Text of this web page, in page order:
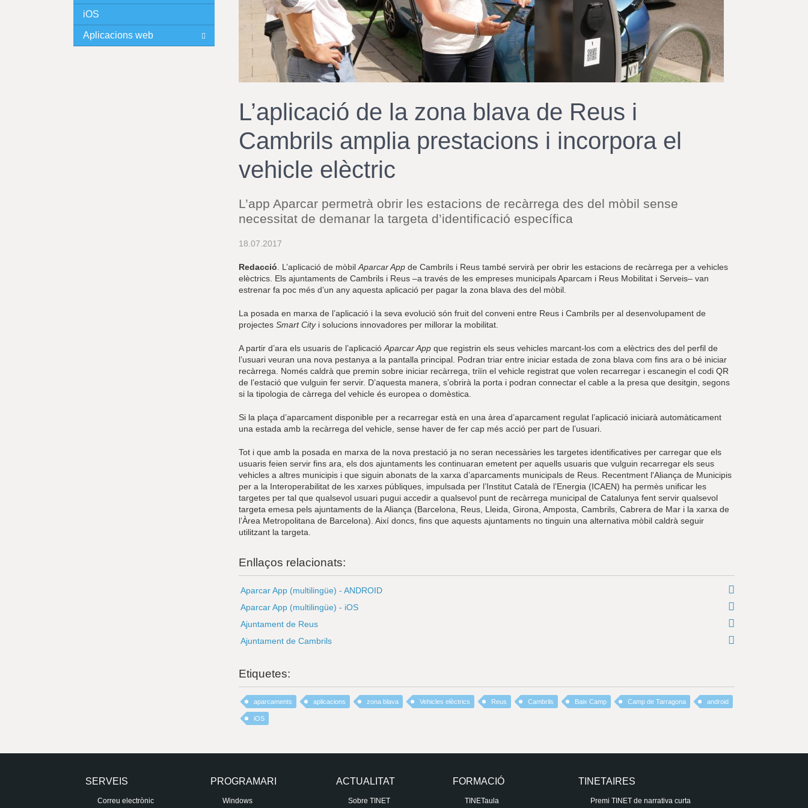
r
u
l
e
s
c
l
I
N
L’aplicació de la zona blava de Reus i
Cambrils amplia prestacions i incorpora el
vehicle elèctric
L’app Aparcar permetrà obrir les estacions de recàrrega des del mòbil sense
necessitat de demanar la targeta d’identificació específica
18.07.2017
Redacció . L’aplicació de mòbil Aparcar App de Cambrils i Reus també servirà per obrir les estacions de recàrrega per a vehicles
elèctrics. Els ajuntaments de Cambrils i Reus –a través de les empreses municipals Aparcam i Reus Mobilitat i Serveis– van
estrenar fa poc més d’un any aquesta aplicació per pagar la zona blava des del mòbil.
La posada en marxa de l’aplicació i la seva evolució són fruit del conveni entre Reus i Cambrils per al desenvolupament de
projectes Smart Cityi solucions innovadores per millorar la mobilitat.
A partir d’ara els usuaris de l’aplicació Aparcar App que registrin els seus vehicles marcant-los com a elèctrics des del perfil de
l’usuari veuran una nova pestanya a la pantalla principal. Podran triar entre iniciar estada de zona blava com fins ara o bé iniciar
recàrrega. Només caldrà que premin sobre iniciar recàrrega, triïn el vehicle registrat que volen recarregar i escanegin el codi QR
de l’estació que vulguin fer servir. D’aquesta manera, s’obrirà la porta i podran connectar el cable a la presa que desitgin, segons
si la tipologia de càrrega del vehicle és europea o domèstica.
Si la plaça d’aparcament disponible per a recarregar està en una àrea d’aparcament regulat l’aplicació iniciarà automàticament
una estada amb la recàrrega del vehicle, sense haver de fer cap més acció per part de l’usuari.
Tot i que amb la posada en marxa de la nova prestació ja no seran necessàries les targetes identificatives per carregar que els
usuaris feien servir fins ara, els dos ajuntaments les continuaran emetent per aquells usuaris que vulguin recarregar els seus
vehicles a altres municipis i que siguin abonats de la xarxa d’aparcaments municipals de Reus. Recentment l'Aliança de Municipis
per a la Interoperabilitat de les xarxes públiques, impulsada per l’Institut Català de l’Energia (ICAEN) ha permès unificar les
targetes per tal que qualsevol usuari pugui accedir a qualsevol punt de recàrrega municipal de Catalunya fent servir qualsevol
targeta emesa pels ajuntaments de la Aliança (Barcelona, Reus, Lleida, Girona, Amposta, Cambrils, Cabrera de Mar i la xarxa de
l’Àrea Metropolitana de Barcelona). Així doncs, fins que aquests ajuntaments no tinguin una alternativa mòbil caldrà seguir
utilitzant la targeta.
Enllaços relacionats:
Aparcar App (multilingüe) - ANDROID
Aparcar App (multilingüe) - iOS
Ajuntament de Reus
Ajuntament de Cambrils
Etiquetes:
aparcaments aplicacions zona blava Vehicles elèctrics Reus Cambrils Baix Camp Camp de Tarragona android
iOS
iOS
Aplicacions web
SERVEIS
Correu electrònic
PROGRAMARI
Windows
ACTUALITAT
Sobre TINET
FORMACIÓ
TINETaula
TINETAIRES
Premi TINET de narrativa curta